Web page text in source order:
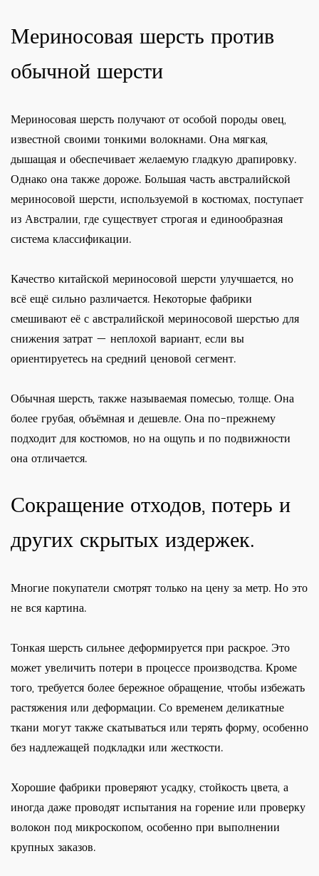
Мериносовая шерсть против
обычной шерсти
Мериносовая шерсть получают от особой породы овец,
известной своими тонкими волокнами. Она мягкая,
дышащая и обеспечивает желаемую гладкую драпировку.
Однако она также дороже. Большая часть австралийской
мериносовой шерсти, используемой в костюмах, поступает
из Австралии, где существует строгая и единообразная
система классификации.
Качество китайской мериносовой шерсти улучшается, но
всё ещё сильно различается. Некоторые фабрики
смешивают её с австралийской мериносовой шерстью для
снижения затрат — неплохой вариант, если вы
ориентируетесь на средний ценовой сегмент.
Обычная шерсть, также называемая помесью, толще. Она
более грубая, объёмная и дешевле. Она по-прежнему
подходит для костюмов, но на ощупь и по подвижности
она отличается.
Сокращение отходов, потерь и
других скрытых издержек.
Многие покупатели смотрят только на цену за метр. Но это
не вся картина.
Тонкая шерсть сильнее деформируется при раскрое. Это
может увеличить потери в процессе производства. Кроме
того, требуется более бережное обращение, чтобы избежать
растяжения или деформации. Со временем деликатные
ткани могут также скатываться или терять форму, особенно
без надлежащей подкладки или жесткости.
Хорошие фабрики проверяют усадку, стойкость цвета, а
иногда даже проводят испытания на горение или проверку
волокон под микроскопом, особенно при выполнении
крупных заказов.